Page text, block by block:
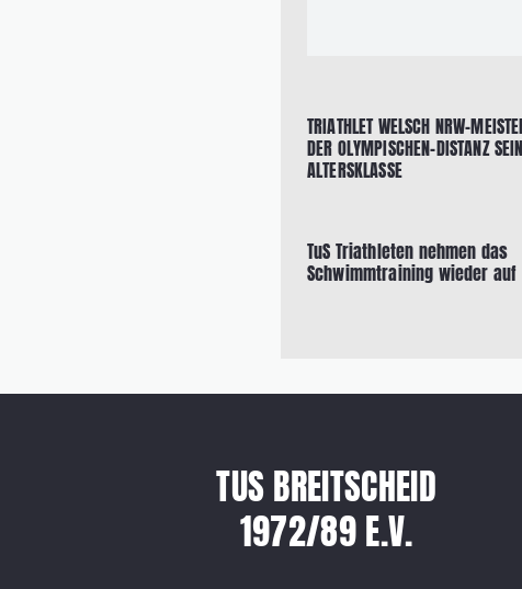
TRIATHLET WELSCH NRW-
DER OLYMPISCHEN-DISTANZ
ALTERSKLASSE
TuS Triathleten nehmen das
Schwimmtraining wieder auf
TUS BREITSCHEID
1972/89 E.V.